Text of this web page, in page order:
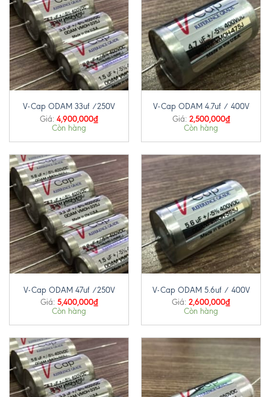
V-Cap ODAM 33uf /250V
Giá: 4,900,000₫
Còn hàng
V-Cap ODAM 4.7uf / 400V
Giá: 2,500,000₫
Còn hàng
V-Cap ODAM 47uf /250V
Giá: 5,400,000₫
Còn hàng
V-Cap ODAM 5.6uf / 400V
Giá: 2,600,000₫
Còn hàng